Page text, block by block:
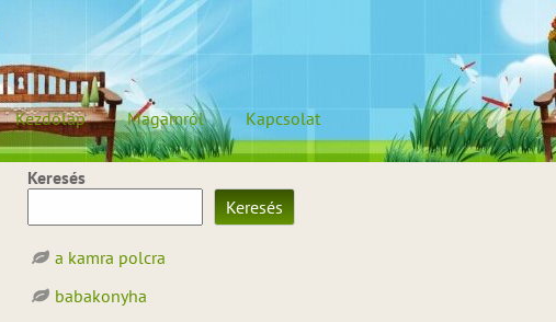
Kezdőlap Magamról Kapcsolat
Keresés
Keresés
a kamra polcra
babakonyha